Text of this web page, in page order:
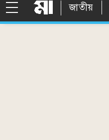
জাতীয়